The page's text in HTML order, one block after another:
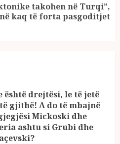
takohen në Turqi”,
kaq të forta pasgoditjet
është drejtësi, le të jetë
gjithë! A do të mbajnë
Mickoski dhe
ashtu si Grubi dhe